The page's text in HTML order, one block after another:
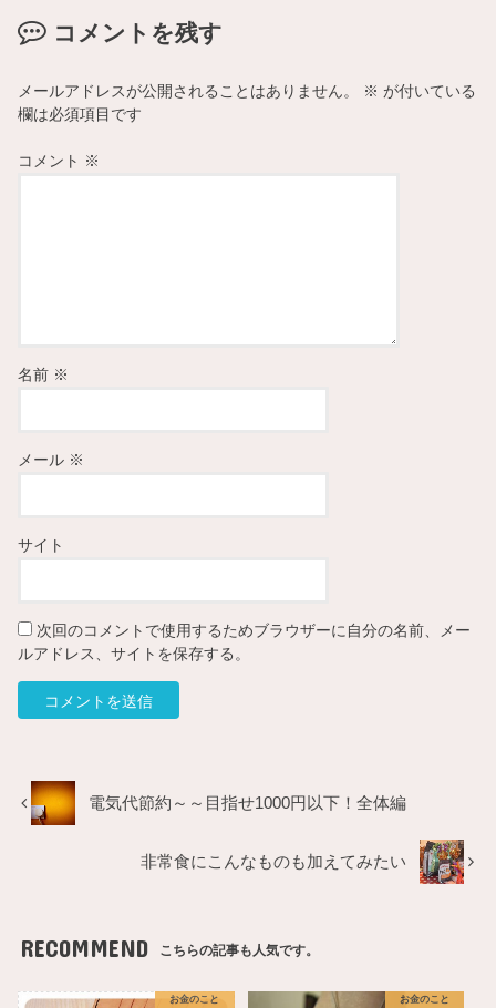
コメントを残す
メールアドレスが公開されることはありません。 ※ が付いている
欄は必須項目です
コメント ※
名前 ※
メール ※
サイト
次回のコメントで使用するためブラウザーに自分の名前、メー
ルアドレス、サイトを保存する。
電気代節約～～目指せ1000円以下！全体編
非常食にこんなものも加えてみたい
RECOMMEND こちらの記事も人気です。
お金のこと お金のこと